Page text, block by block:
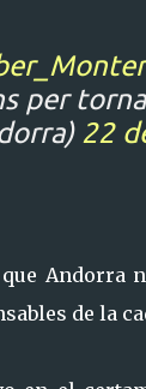
per
22
de la